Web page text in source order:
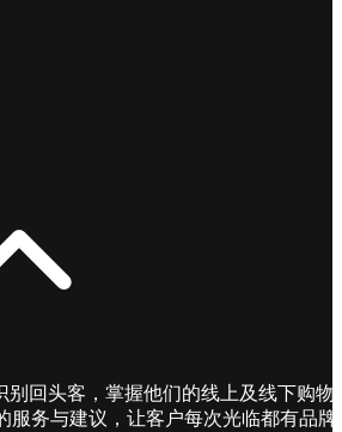
别回头客，掌握他们的线上及线下购物
服务与建议，让客户每次光临都有品牌